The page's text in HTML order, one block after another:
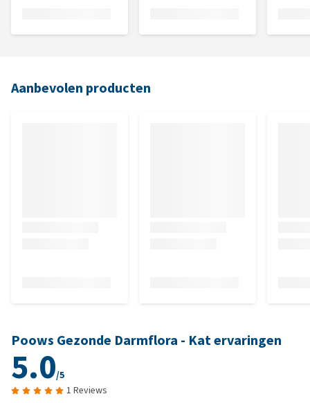
Aanbevolen producten
Poows Gezonde Darmflora - Kat ervaringen
5.0/5
1 Reviews